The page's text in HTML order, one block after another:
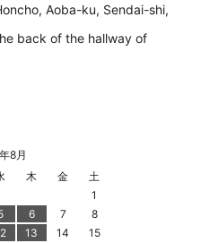
Aoba-ku, Sendai-shi,
back of the hallway of
8月
木 金
土
1
6 7
8
13 14
15